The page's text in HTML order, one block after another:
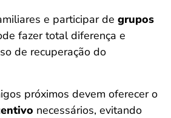
e participar de grupos
fazer total diferença e
de recuperação do
próximos devem oferecer o
necessários, evitando